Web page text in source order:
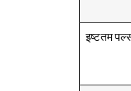
इष्टतम